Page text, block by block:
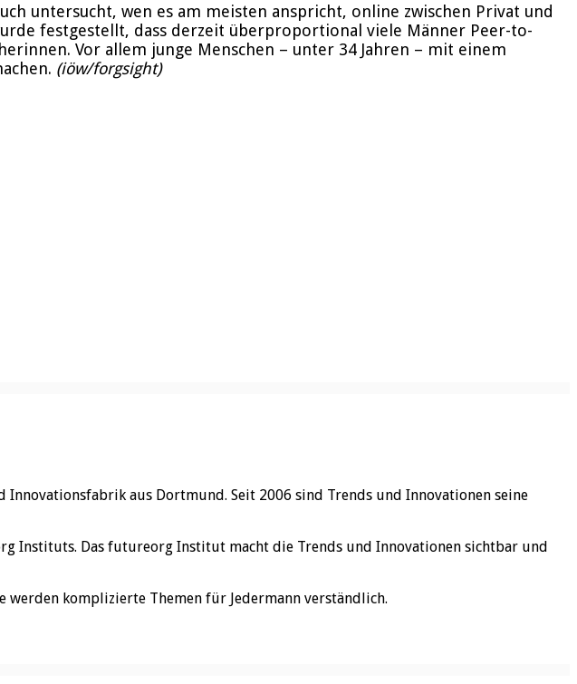
untersucht, wen es am meisten anspricht, online zwischen Privat und
festgestellt, dass derzeit überproportional viele Männer Peer-to-
Vor allem junge Menschen – unter 34 Jahren – mit einem
(iöw/forgsight)
Innovationsfabrik aus Dortmund. Seit 2006 sind Trends und Innovationen seine
Instituts. Das futureorg Institut macht die Trends und Innovationen sichtbar und
komplizierte Themen für Jedermann verständlich.